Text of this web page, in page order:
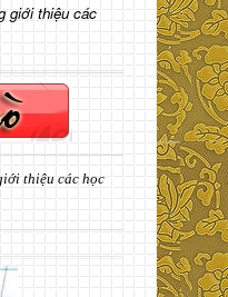
giới thiệu các
thiệu các học